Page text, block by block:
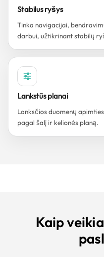
Stabilus ryšys
Tinka navigacijai,
darbui, užtikrinant stabilų
Lankstūs planai
Lanksčios duomenų
pagal šalį ir kelionės planą.
Kaip